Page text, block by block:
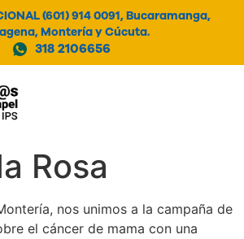
(601) 914 0091, Bucaramanga,
Montería y Cúcuta.
318 2106656
Rosa
nos unimos a la campaña de
el cáncer de mama con una